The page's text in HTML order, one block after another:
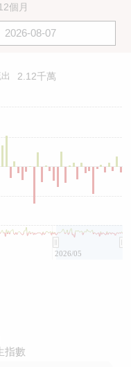
個月
2.12千萬
2026/05
指數